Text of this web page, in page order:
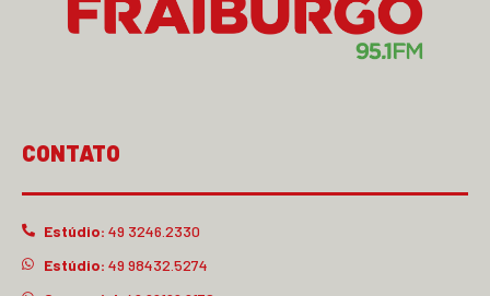
CONTATO
Estúdio: 49 3246.2330
Estúdio: 49 98432.5274